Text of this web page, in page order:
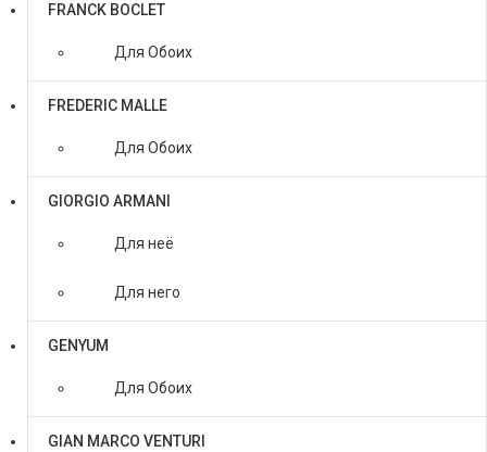
FRANCK BOCLET
Для Обоих
FREDERIC MALLE
Для Обоих
GIORGIO ARMANI
Для неё
Для него
GENYUM
Для Обоих
GIAN MARCO VENTURI